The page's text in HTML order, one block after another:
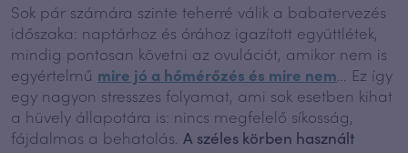
Sok pár számára szinte teherré válik a babatervezés
időszaka: naptárhoz és órához igazított együttlétek,
mindig pontosan követni az ovulációt, amikor nem is
egyértelmű mire jó a hőmérőzés és mire nem… Ez így
egy nagyon stresszes folyamat, ami sok esetben kihat
a hüvely állapotára is: nincs megfelelő síkosság,
fájdalmas a behatolás. A széles körben használt